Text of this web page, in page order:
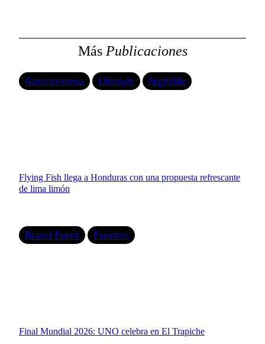
MásPublicaciones
Gastronomía Lifestyle Nightlife
Flying Fish llega a Honduras con una propuesta refrescante
de lima limón
Brand Event Eventos
Final Mundial 2026: UNO celebra en El Trapiche